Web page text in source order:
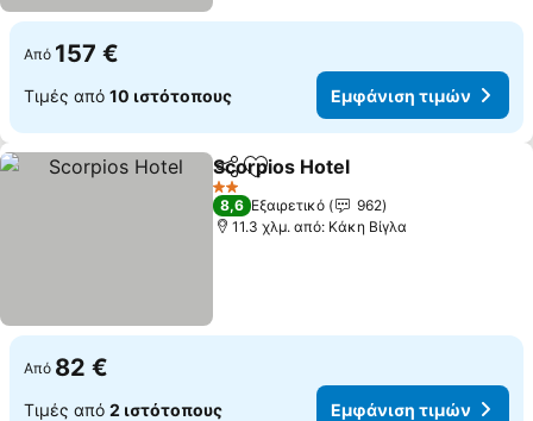
Από 157 €
Τιμές από 10 ιστότοπους Εμφάνιση τιμών
Κοινοποίηση
Προσθήκη στα αγαπημένα
Scorpios Hotel
2 Αστέρια
8,6 Εξαιρετικό
962
11.3 χλμ. από: Κάκη Βίγλα
Από 82 €
Τιμές από 2 ιστότοπους Εμφάνιση τιμών